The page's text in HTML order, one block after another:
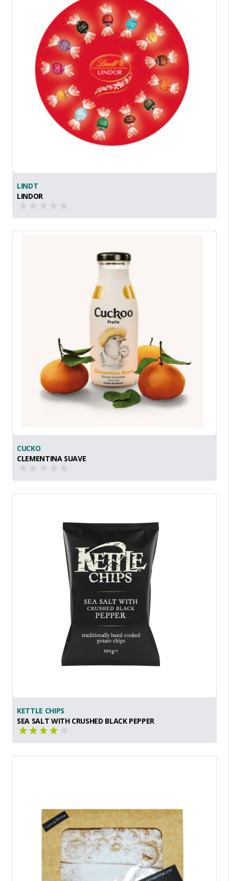
LINDT
LINDOR
CUCKO
CLEMENTINA SUAVE
KETTLE CHIPS
SEA SALT WITH CRUSHED BLACK PEPPER